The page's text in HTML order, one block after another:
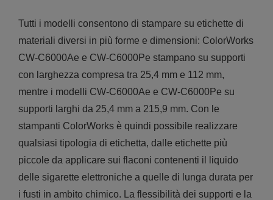
Tutti i modelli consentono di stampare su etichette di
materiali diversi in più forme e dimensioni: ColorWorks
CW-C6000Ae e CW-C6000Pe stampano su supporti
con larghezza compresa tra 25,4 mm e 112 mm,
mentre i modelli CW-C6000Ae e CW-C6000Pe su
supporti larghi da 25,4 mm a 215,9 mm. Con le
stampanti ColorWorks è quindi possibile realizzare
qualsiasi tipologia di etichetta, dalle etichette più
piccole da applicare sui flaconi contenenti il liquido
delle sigarette elettroniche a quelle di lunga durata per
i fusti in ambito chimico. La flessibilità dei supporti e la